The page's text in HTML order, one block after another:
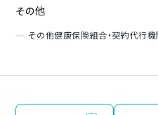
その他
その他健康保険組合・契約代行